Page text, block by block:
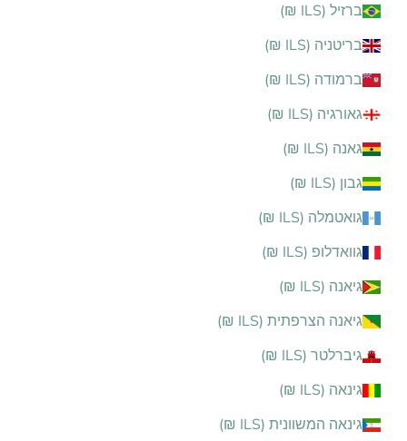
ברזיל (ILS ₪)
בריטניה (ILS ₪)
ברמודה (ILS ₪)
גאורגיה (ILS ₪)
גאנה (ILS ₪)
גבון (ILS ₪)
גואטמלה (ILS ₪)
גוואדלופ (ILS ₪)
גיאנה (ILS ₪)
גיאנה הצרפתית (ILS ₪)
גיברלטר (ILS ₪)
גינאה (ILS ₪)
גינאה המשוונית (ILS ₪)